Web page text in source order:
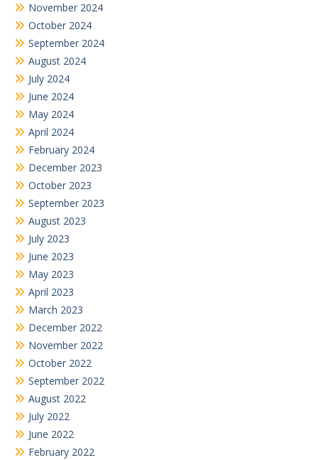
November 2024
October 2024
September 2024
August 2024
July 2024
June 2024
May 2024
April 2024
February 2024
December 2023
October 2023
September 2023
August 2023
July 2023
June 2023
May 2023
April 2023
March 2023
December 2022
November 2022
October 2022
September 2022
August 2022
July 2022
June 2022
February 2022